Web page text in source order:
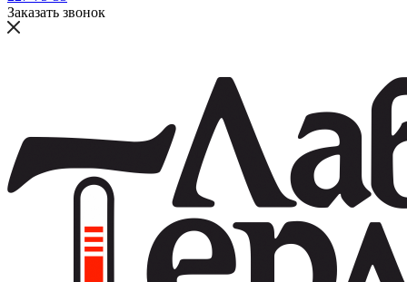
Заказать звонок